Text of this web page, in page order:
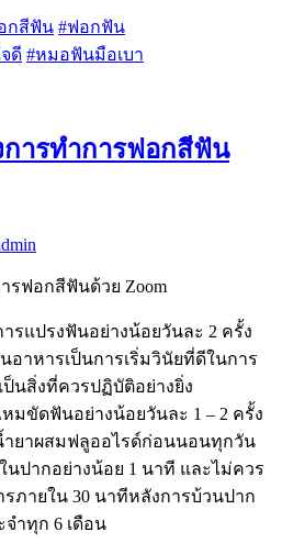
กสีฟัน #ฟอกฟัน
ดี #หมอฟันมือเบา
ารทำการฟอกสีฟัน
รฟอกสีฟันด้วย Zoom
รแปรงฟันอย่างน้อยวันละ 2 ครั้ง
าหารเป็นการเริ่มวินัยที่ดีในการ
นสิ่งที่ควรปฏิบัติอย่างยิ่ง
มขัดฟันอย่างน้อยวันละ 1 – 2 ครั้ง
ำยาผสมฟลูออไรด์ก่อนนอนทุกวัน
ปากอย่างน้อย 1 นาที และไม่ควร
ภายใน 30 นาทีหลังการบ้วนปาก
ำทุก 6 เดือน